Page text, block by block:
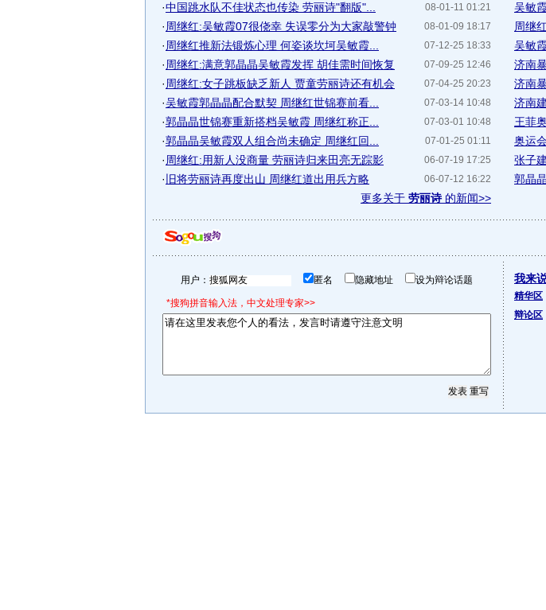
08-01-11 01:21
·中国跳水队不佳状态也传染 劳丽诗"翻版"...
08-01-09 18:17
· 周继红:吴敏霞07很侥幸 失误零分为大家敲警钟
07-12-25 18:33
· 周继红推新法锻炼心理 何姿谈坎坷吴敏霞...
07-09-25 12:46
· 周继红:满意郭晶晶吴敏霞发挥 胡佳需时间恢复
07-04-25 20:23
· 周继红:女子跳板缺乏新人 贾童劳丽诗还有机会
07-03-14 10:48
·吴敏霞郭晶晶配合默契 周继红世锦赛前看...
07-03-01 10:48
·郭晶晶世锦赛重新搭档吴敏霞 周继红称正...
07-01-25 01:11
·郭晶晶吴敏霞双人组合尚未确定 周继红回...
06-07-19 17:25
· 周继红:用新人没商量 劳丽诗归来田亮无踪影
06-07-12 16:22
· 旧将劳丽诗再度出山 周继红道出用兵方略
更多关于 劳丽诗的新闻>>
吴敏
周继
吴敏
济南
济南
济南
王菲
奥运
张子
郭晶
用户： 匿名 隐藏地址 设为辩论话题
*搜狗拼音输入法，中文处理专家>>
我来
精华区
辩论区